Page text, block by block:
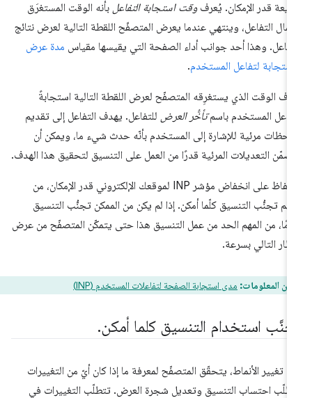
قدر الإمكان. يُعرفوقت استجابة التفاعلبأنه الوقت المستغرَق
التفاعل، وينتهي عندما يعرض المتصفّح اللقطة التالية لعرض نتائج
وهذا أحد جوانب أداء الصفحة التي يقيسها مقياسمدة عرض
لتفاعل المستخدم.
الوقت الذي يستغرِقه المتصفّح لعرض اللقطة التالية استجابةً
المستخدم باسمتأخُّر العرضللتفاعل. يهدف التفاعل إلى تقديم
مرئية للإشارة إلى المستخدم بأنّه حدث شيء ما، ويمكن أن
التعديلات المرئية قدرًا من العمل على التنسيق لتحقيق هذا الهدف.
للحفاظ على انخفاض مؤشر INP لموقعك الإلكتروني قدر الإمكان، من
تجنُّب التنسيق كلّما أمكن. إذا لم يكن من الممكن تجنُّب التنسيق
من المهم الحد من عمل التنسيق هذا حتى يتمكّن المتصفّح من عرض
التالي بسرعة.
من المعلومات:مدى استجابة الصفحة لتفاعلات المستخدم (INP)
استخدام التنسيق كلما أمكن.
تغيير الأنماط، يتحقّق المتصفّح لمعرفة ما إذا كان أيّ من التغييرات
احتساب التنسيق وتعديل شجرة العرض. تتطلّب التغييرات في